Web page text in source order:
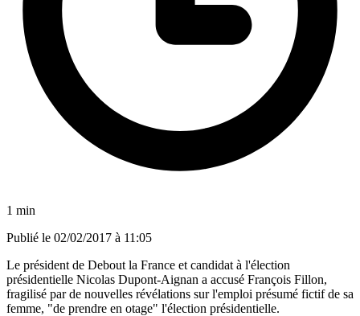
1 min
Publié le 02/02/2017 à 11:05
Le président de Debout la France et candidat à l'élection
présidentielle Nicolas Dupont-Aignan a accusé François Fillon,
fragilisé par de nouvelles révélations sur l'emploi présumé fictif de sa
femme, "de prendre en otage" l'élection présidentielle.